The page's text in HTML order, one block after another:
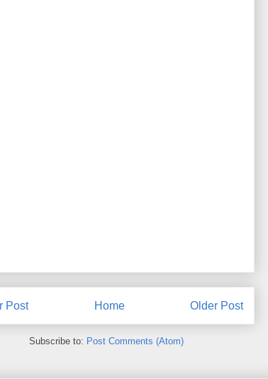
Post Older Post
Home
Subscribe to: Post Comments (Atom)